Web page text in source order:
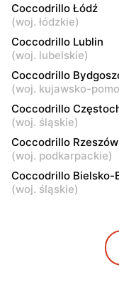
Coccodrillo
Ciechanów, ul.
5
Coccodrillo
Siedlce, ul. Józefa
Piłsudskiego 74
Coccodrillo
Ostrów Mazowiecka,
Ludwika
16
Coccodrillo Łódź
(woj. łódzkie)
Coccodrillo Lublin
(woj. lubelskie)
Coccodrillo
(woj. kujawsko-
Coccodrillo
(woj. śląskie)
Coccodrillo Rzeszów
(woj. podkarpackie)
Coccodrillo Bielsko-
(woj. śląskie)